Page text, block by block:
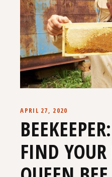
APRIL 27, 2020
FIND YOUR